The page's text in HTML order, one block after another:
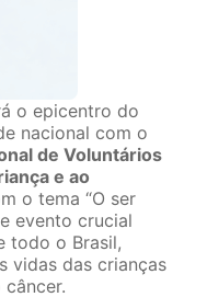
o epicentro do
nacional com o
de Voluntários
e ao
o tema “O ser
evento crucial
todo o Brasil,
vidas das crianças